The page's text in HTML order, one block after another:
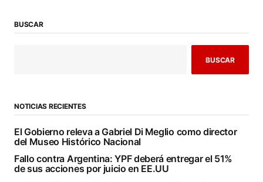
BUSCAR
BUSCAR
NOTICIAS RECIENTES
El Gobierno releva a Gabriel Di Meglio como director
del Museo Histórico Nacional
Fallo contra Argentina: YPF deberá entregar el 51%
de sus acciones por juicio en EE.UU